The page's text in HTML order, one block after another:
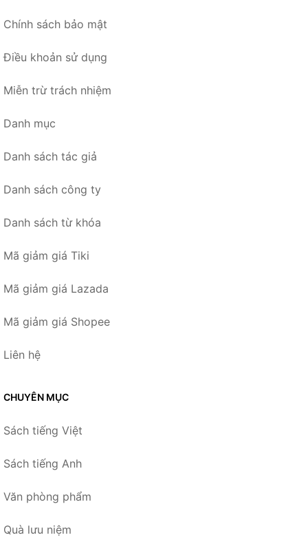
Chính sách bảo mật
Điều khoản sử dụng
Miễn trừ trách nhiệm
Danh mục
Danh sách tác giả
Danh sách công ty
Danh sách từ khóa
Mã giảm giá Tiki
Mã giảm giá Lazada
Mã giảm giá Shopee
Liên hệ
CHUYÊN MỤC
Sách tiếng Việt
Sách tiếng Anh
Văn phòng phẩm
Quà lưu niệm